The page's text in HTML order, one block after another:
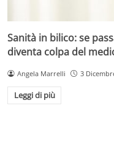
Sanità in bilico: se
diventa colpa del
Angela Marrelli 3
Leggi di più